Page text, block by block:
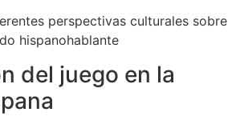
perspectivas culturales sobre
hispanohablante
del juego en la